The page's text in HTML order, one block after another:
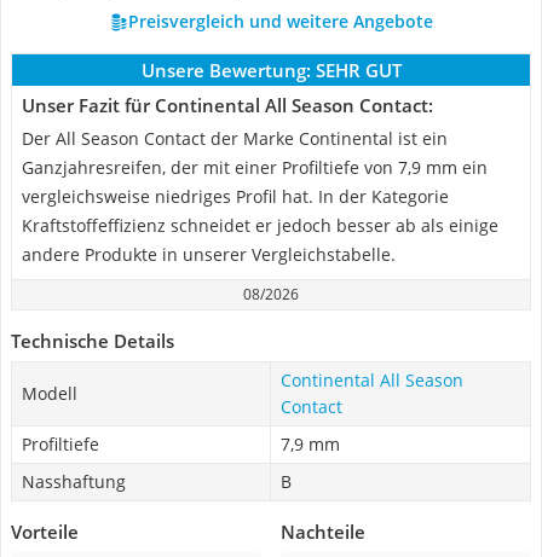
Preisvergleich und weitere Angebote
Unsere Bewertung: SEHR GUT
Unser Fazit für Continental All Season Contact:
Der All Season Contact der Marke Continental ist ein
Ganzjahresreifen, der mit einer Profiltiefe von 7,9 mm ein
vergleichsweise niedriges Profil hat. In der Kategorie
Kraftstoffeffizienz schneidet er jedoch besser ab als einige
andere Produkte in unserer Vergleichstabelle.
08/2026
Technische Details
Modell
Continental All Season
Contact
Profiltiefe
7,9 mm
Nasshaftung
B
Vorteile Nachteile